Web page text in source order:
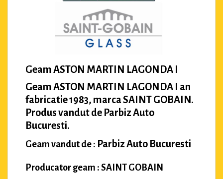
Geam ASTON MARTIN LAGONDA I
Geam ASTON MARTIN LAGONDA I an
fabricatie 1983, marca SAINT GOBAIN.
Produs vandut de Parbiz Auto
Bucuresti.
Geam vandut de : Parbiz Auto Bucuresti
Producator geam : SAINT GOBAIN